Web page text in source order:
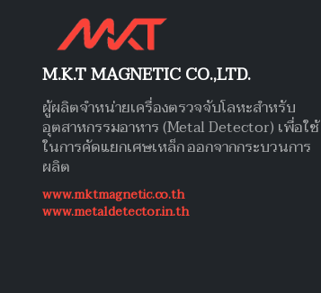
M.K.T MAGNETIC CO.,LTD.
ผู้ผลิตจำหน่ายเครื่องตรวจจับโลหะสำหรับ
อุตสาหกรรมอาหาร (Metal Detector) เพื่อใช้
ในการคัดแยกเศษเหล็ก ออกจากกระบวนการ
ผลิต
www.mktmagnetic.co.th
www.metaldetector.in.th